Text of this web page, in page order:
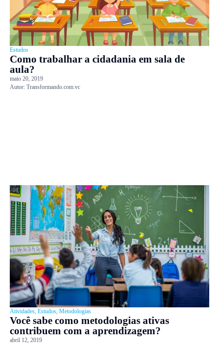
Estudos
Como trabalhar a cidadania em sala de
aula?
maio 20, 2019
Autor: Transformando.com.vc
Atividades, Estudos, Metodologias
Você sabe como metodologias ativas
contribuem com a aprendizagem?
abril 12, 2019